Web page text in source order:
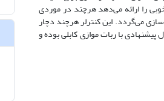
را ارائه می‌دهد هرچند در موردی
می‌گردد. این کنترلر هرچند دچار
با ربات موازی کابلی بوده و